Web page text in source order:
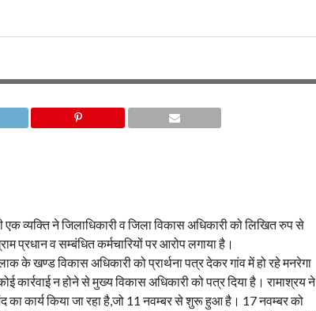
एक व्यक्ति ने जिलाधिकारी व जिला विकास अधिकारी को लिखित रुप से
प्रधान व सम्बंधित कर्मचारियों पर आरोप लगाया है।
के खण्ड विकास अधिकारी को प्रार्थना पत्र देकर गांव में हो रहे मनरेगा
कार्रवाई न होने से मुख्य विकास अधिकारी को पत्र दिया है। रामाश्रय ने
कार्य किया जा रहा है,जो 11 नवम्बर से शुरू हुआ है। 17 नवम्बर को